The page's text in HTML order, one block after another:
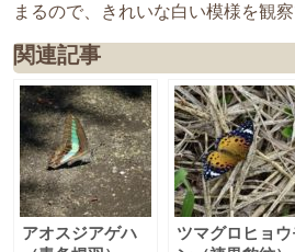
まるので、きれいな白い模様を観察
関連記事
アオスジアゲハ
ツマグロヒョウ